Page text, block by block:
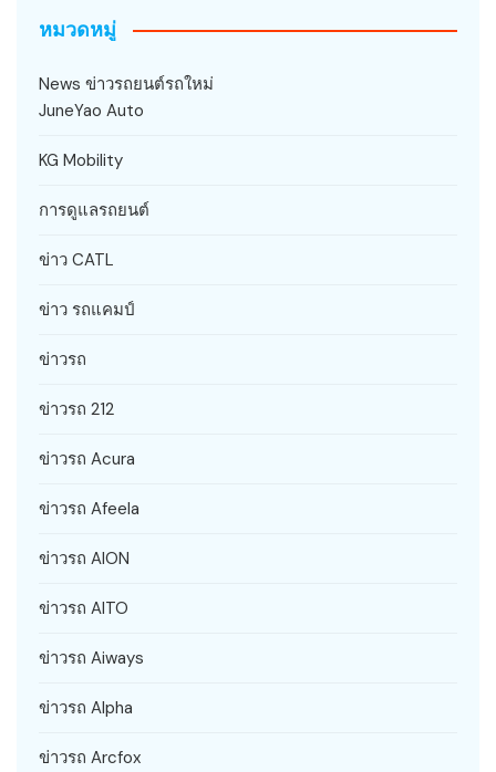
หมวดหมู่
News ข่าวรถยนต์รถใหม่
JuneYao Auto
KG Mobility
การดูแลรถยนต์
ข่าว CATL
ข่าว รถแคมป์
ข่าวรถ
ข่าวรถ 212
ข่าวรถ Acura
ข่าวรถ Afeela
ข่าวรถ AION
ข่าวรถ AITO
ข่าวรถ Aiways
ข่าวรถ Alpha
ข่าวรถ Arcfox